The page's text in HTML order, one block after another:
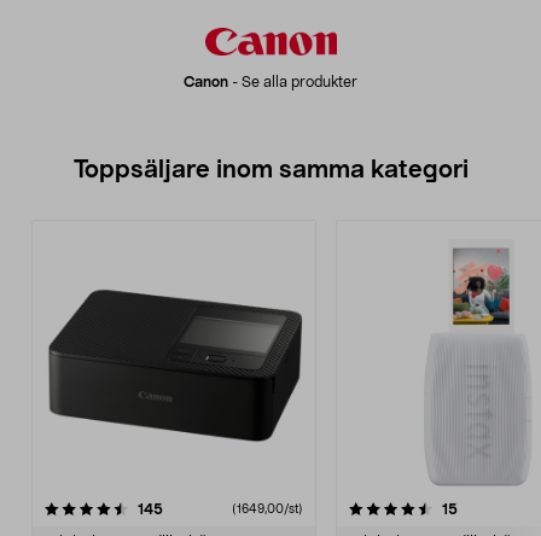
Canon - Se alla produkter
Toppsäljare inom samma kategori
145recensioner(1649,00/st)
4.5 av 5 stjärnor 15recensioner
4.5 av 5 stjärnor